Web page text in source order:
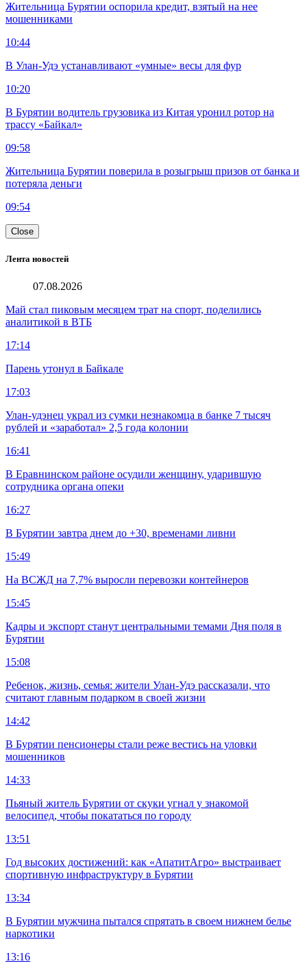
Жительница Бурятии оспорила кредит, взятый на нее
мошенниками
10:44
В Улан-Удэ устанавливают «умные» весы для фур
10:20
В Бурятии водитель грузовика из Китая уронил ротор на
трассу «Байкал»
09:58
Жительница Бурятии поверила в розыгрыш призов от банка и
потеряла деньги
09:54
Close
Лента новостей
07.08.2026
Май стал пиковым месяцем трат на спорт, поделились
аналитикой в ВТБ
17:14
Парень утонул в Байкале
17:03
Улан-удэнец украл из сумки незнакомца в банке 7 тысяч
рублей и «заработал» 2,5 года колонии
16:41
В Еравнинском районе осудили женщину, ударившую
сотрудника органа опеки
16:27
В Бурятии завтра днем до +30, временами ливни
15:49
На ВСЖД на 7,7% выросли перевозки контейнеров
15:45
Кадры и экспорт станут центральными темами Дня поля в
Бурятии
15:08
Ребенок, жизнь, семья: жители Улан-Удэ рассказали, что
считают главным подарком в своей жизни
14:42
В Бурятии пенсионеры стали реже вестись на уловки
мошенников
14:33
Пьяный житель Бурятии от скуки угнал у знакомой
велосипед, чтобы покататься по городу
13:51
Год высоких достижений: как «АпатитАгро» выстраивает
спортивную инфраструктуру в Бурятии
13:34
В Бурятии мужчина пытался спрятать в своем нижнем белье
наркотики
13:16